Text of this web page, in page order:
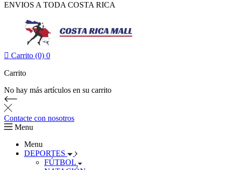
ENVIOS A TODA COSTA RICA
 Carrito (0) 0
Carrito
No hay más artículos en su carrito
Contacte con nosotros
Menu
Menu
DEPORTES
FÚTBOL